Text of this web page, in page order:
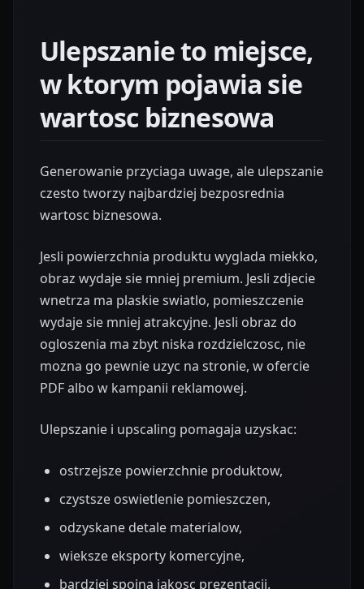
Ulepszanie to miejsce,
w ktorym pojawia sie
wartosc biznesowa
Generowanie przyciaga uwage, ale ulepszanie
czesto tworzy najbardziej bezposrednia
wartosc biznesowa.
Jesli powierzchnia produktu wyglada miekko,
obraz wydaje sie mniej premium. Jesli zdjecie
wnetrza ma plaskie swiatlo, pomieszczenie
wydaje sie mniej atrakcyjne. Jesli obraz do
ogloszenia ma zbyt niska rozdzielczosc, nie
mozna go pewnie uzyc na stronie, w ofercie
PDF albo w kampanii reklamowej.
Ulepszanie i upscaling pomagaja uzyskac:
ostrzejsze powierzchnie produktow,
czystsze oswietlenie pomieszczen,
odzyskane detale materialow,
wieksze eksporty komercyjne,
bardziej spojna jakosc prezentacji.